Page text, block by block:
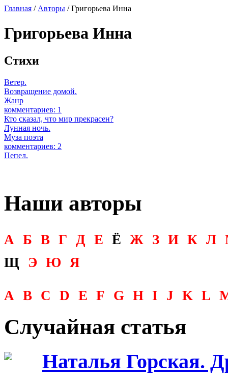
Главная / Авторы / Григорьева Инна
Григорьева Инна
Стихи
Ветер.
Возвращение домой.
Жанр
комментариев: 1
Кто сказал, что мир прекрасен?
Лунная ночь.
Муза поэта
комментариев: 2
Пепел.
Наши авторы
А Б В Г Д Е Ё Ж З И К Л
Щ
Э Ю Я
A B C D E F G H I J K L
Случайная статья
Наталья Горская.